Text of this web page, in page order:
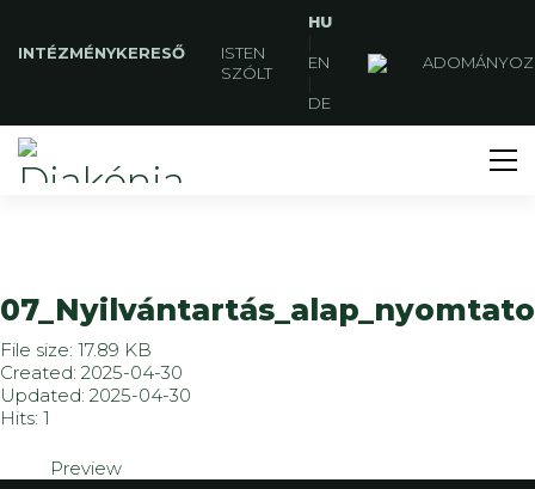
INTÉZMÉNYKERESŐ
ISTEN
SZÓLT
HU
|
EN
|
DE
File size: 17.89 KB
Created: 2025-04-30
Updated: 2025-04-30
Hits: 1
Preview